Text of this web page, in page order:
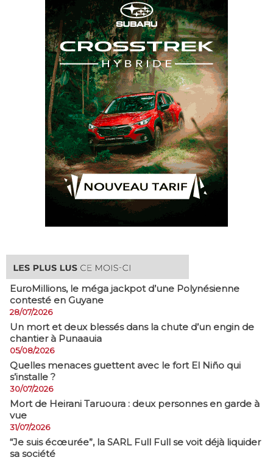
EuroMillions, ​le méga jackpot d’une Polynésienne
contesté en Guyane
28/07/2026
​Un mort et deux blessés dans la chute d’un engin de
chantier à Punaauia
05/08/2026
Quelles menaces guettent avec le fort El Niño qui
s’installe ?
30/07/2026
Mort de Heirani Taruoura : deux personnes en garde à
vue
31/07/2026
​“Je suis écœurée”, la SARL Full Full se voit déjà liquider
sa société